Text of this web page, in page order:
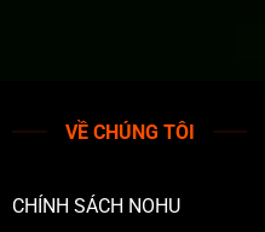
VỀ CHÚNG TÔI
CHÍNH SÁCH NOHU